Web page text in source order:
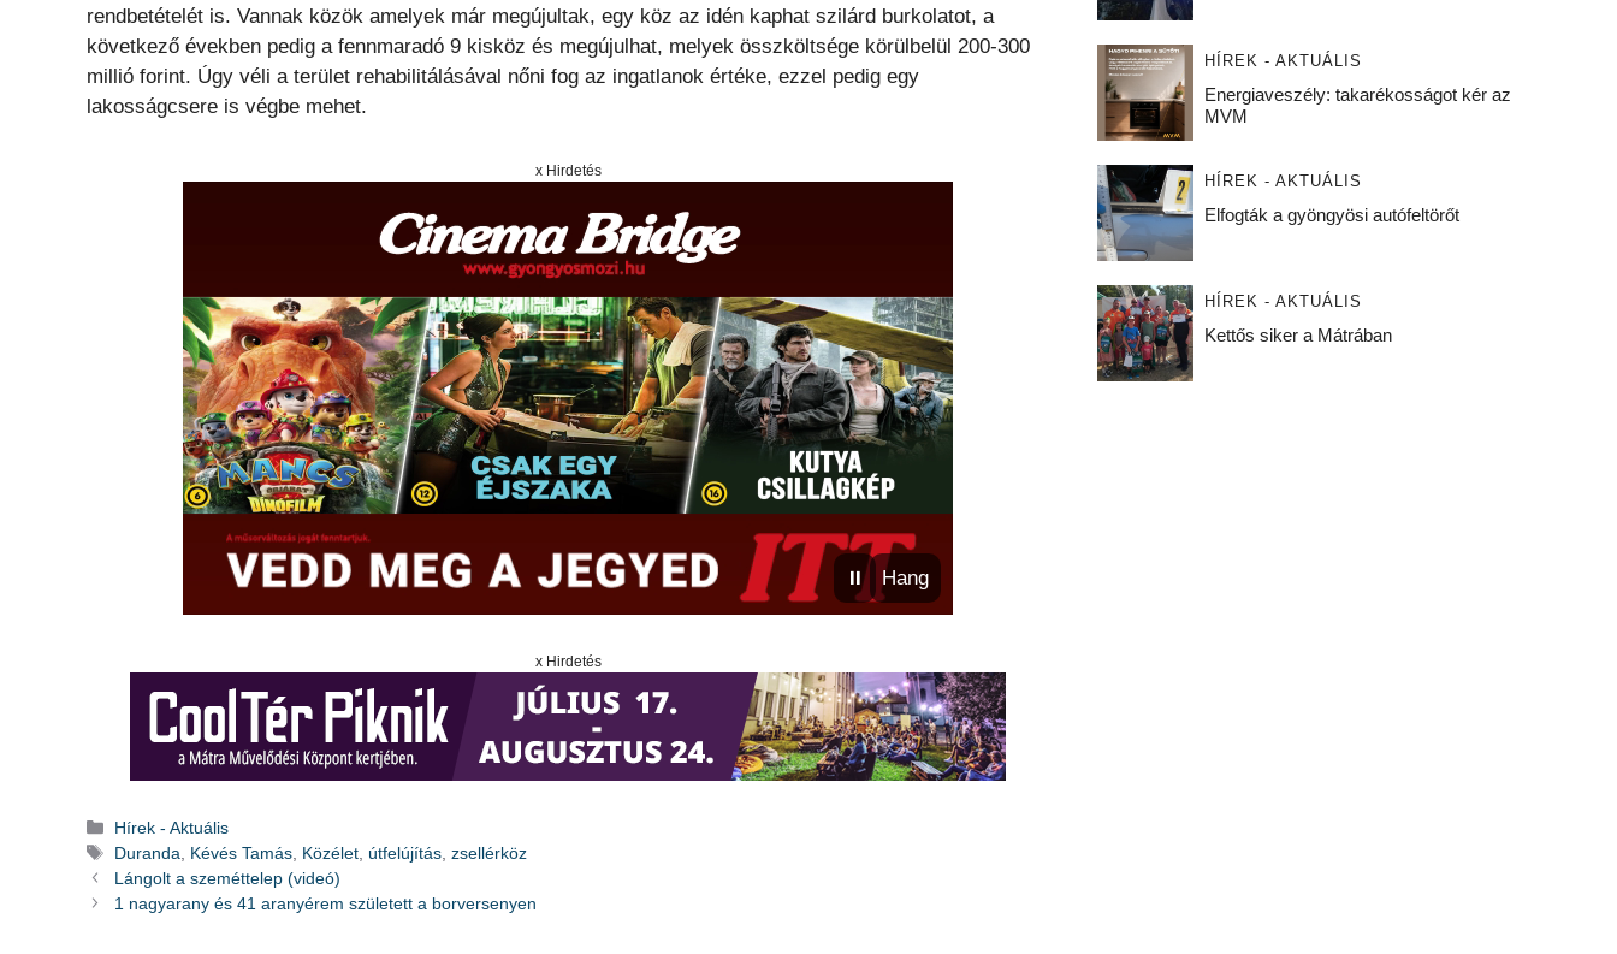
rendbetételét is. Vannak közök amelyek már megújultak, egy köz az idén kaphat szilárd burkolatot, a
következő években pedig a fennmaradó 9 kisköz és megújulhat, melyek összköltsége körülbelül 200-300
millió forint. Úgy véli a terület rehabilitálásával nőni fog az ingatlanok értéke, ezzel pedig egy
lakosságcsere is végbe mehet.
x Hirdetés
⏸ Hang
x Hirdetés
Kategória
Hírek - Aktuális
Címkék
Duranda Kévés Tamás Közélet útfelújítás ,zsellérköz
Lángolt a szeméttelep (videó)
1 nagyarany és 41 aranyérem született a borversenyen
HÍREK - AKTUÁLIS
Energiaveszély: takarékosságot kér az
MVM
HÍREK - AKTUÁLIS
Elfogták a gyöngyösi autófeltörőt
HÍREK - AKTUÁLIS
Kettős siker a Mátrában